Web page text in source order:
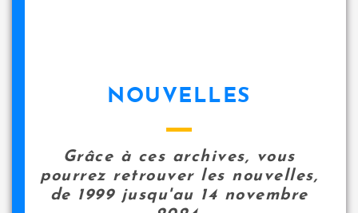
NOUVELLES
Grâce à ces archives, vous
pourrez retrouver les nouvelles,
de 1999 jusqu'au 14 novembre